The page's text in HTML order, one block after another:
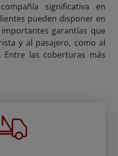
significativa en
pueden disponer en
garantías que
y al pasajero, como al
las coberturas más